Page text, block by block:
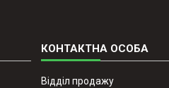
Відділ продажу